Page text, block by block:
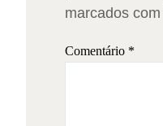
marcados com
Comentário *